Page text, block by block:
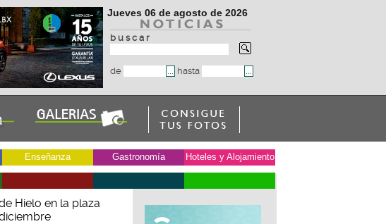
Jueves 06 de agosto de 2026
b u s c a r
de hasta
Enseñanza Gastronomía Hoteles y Alojamiento
Hielo en la plaza